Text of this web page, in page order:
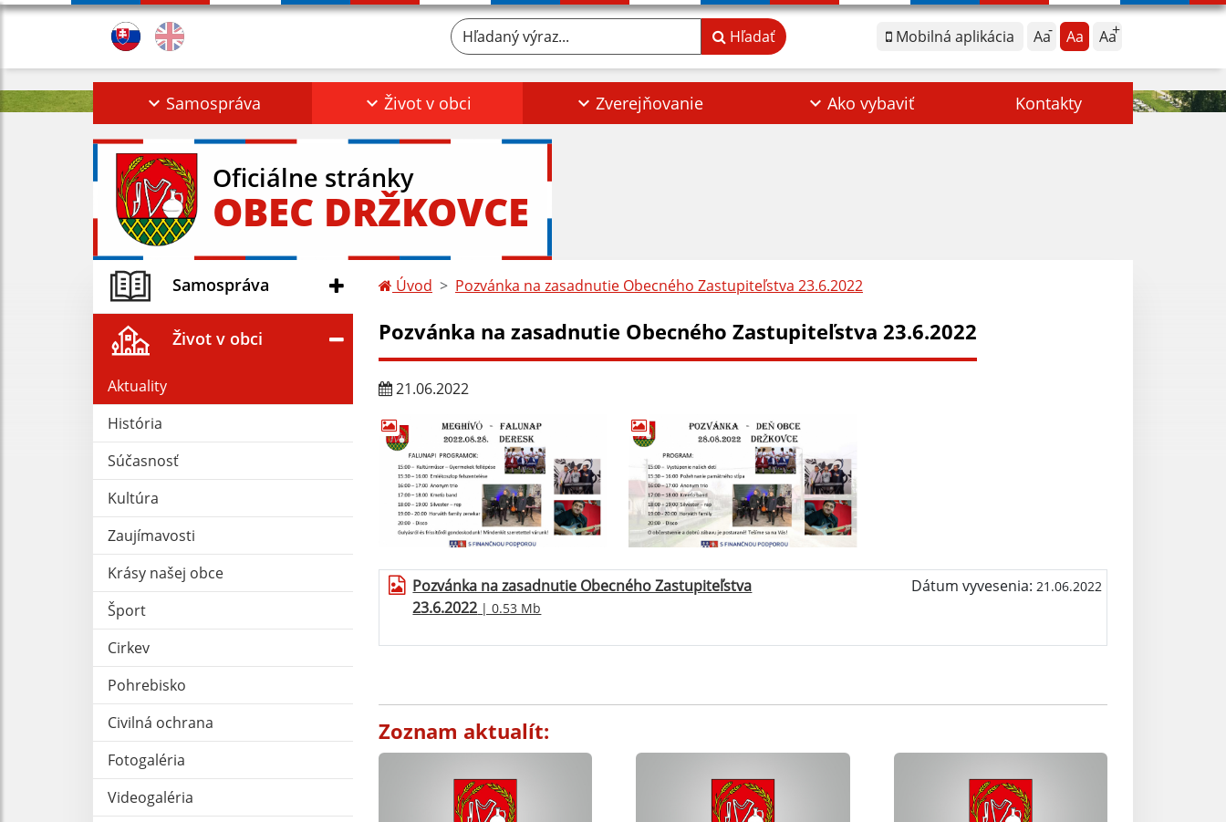
Mobilná aplikácia Aa Aa Aa
Hľadaný výraz... Hľadať
Samospráva Život v obci Zverejňovanie Ako vybaviť Kontakty
Oficiálne stránky
OBEC DRŽKOVCE
Samospráva
Život v obci
Aktuality
História
Súčasnosť
Kultúra
Zaujímavosti
Krásy našej obce
Šport
Cirkev
Pohrebisko
Civilná ochrana
Fotogaléria
Videogaléria
Úvod Pozvánka na zasadnutie Obecného Zastupiteľstva 23.6.2022
Pozvánka na zasadnutie Obecného Zastupiteľstva 23.6.2022
21.06.2022
Pozvánka na zasadnutie Obecného Zastupiteľstva
23.6.2022 | 0.53 Mb
Dátum vyvesenia: 21.06.2022
Zoznam aktualít: